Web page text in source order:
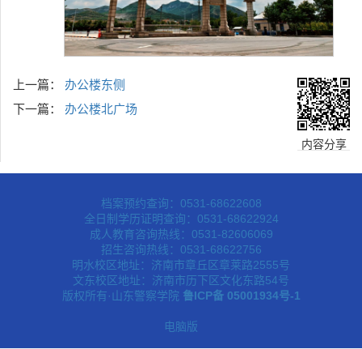
上一篇： 办公楼东侧
下一篇： 办公楼北广场
内容分享
档案预约查询：0531-68622608
全日制学历证明查询：0531-68622924
成人教育咨询热线：0531-82606069
招生咨询热线：0531-68622756
明水校区地址：济南市章丘区章莱路2555号
文东校区地址：济南市历下区文化东路54号
版权所有·山东警察学院 鲁ICP备 05001934号-1
电脑版